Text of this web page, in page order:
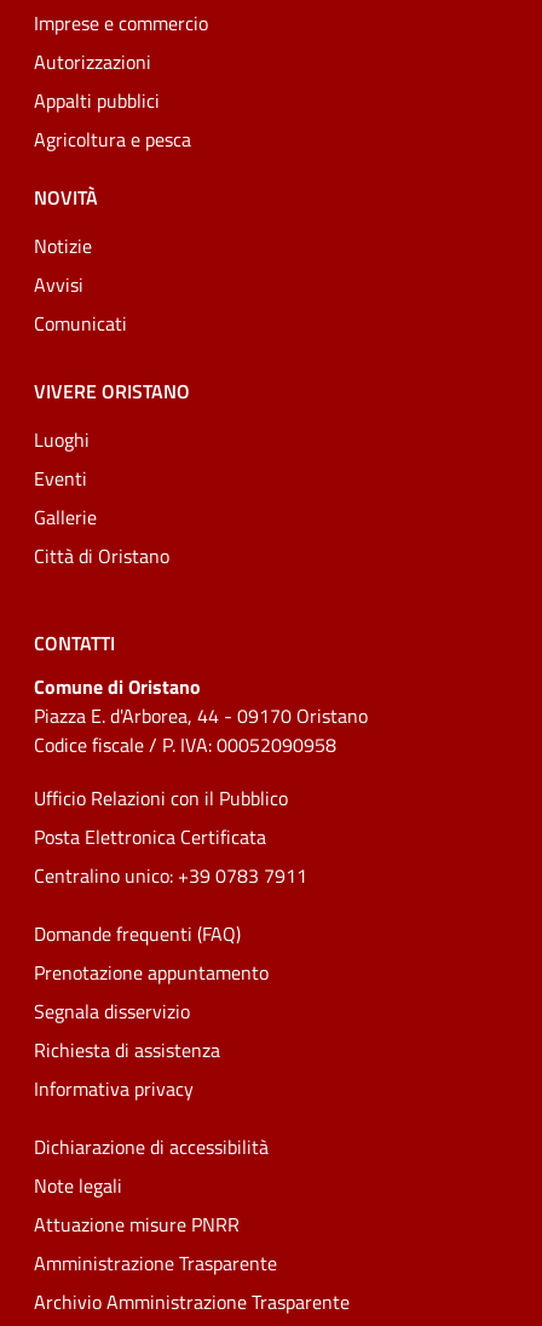
Imprese e commercio
Autorizzazioni
Appalti pubblici
Agricoltura e pesca
NOVITÀ
Notizie
Avvisi
Comunicati
VIVERE ORISTANO
Luoghi
Eventi
Gallerie
Città di Oristano
CONTATTI
Comune di Oristano
Piazza E. d'Arborea, 44 - 09170 Oristano
Codice fiscale / P. IVA: 00052090958
Ufficio Relazioni con il Pubblico
Posta Elettronica Certificata
Centralino unico: +39 0783 7911
Domande frequenti (FAQ)
Prenotazione appuntamento
Segnala disservizio
Richiesta di assistenza
Informativa privacy
Dichiarazione di accessibilità
Note legali
Attuazione misure PNRR
Amministrazione Trasparente
Archivio Amministrazione Trasparente